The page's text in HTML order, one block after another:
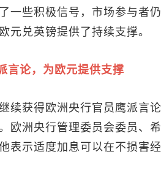
一些积极信号，市场参与者
元兑英镑提供了持续支撑。
言论，为欧元提供支撑
续获得欧洲央行官员鹰派言
欧洲央行管理委员会委员、
表示适度加息可以在不损害